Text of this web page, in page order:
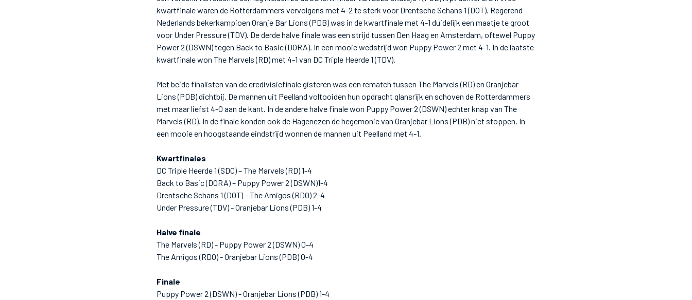
kwartfinale waren de Rotterdammers vervolgens met 4-2 te sterk voor Drentsche Schans 1 (DOT). Regerend
Nederlands bekerkampioen Oranje Bar Lions (PDB) was in de kwartfinale met 4-1 duidelijk een maatje te groot
voor Under Pressure (TDV). De derde halve finale was een strijd tussen Den Haag en Amsterdam, oftewel Puppy
Power 2 (DSWN) tegen Back to Basic (DORA). In een mooie wedstrijd won Puppy Power 2 met 4-1. In de laatste
kwartfinale won The Marvels (RD) met 4-1 van DC Triple Heerde 1 (TDV).
Met beide finalisten van de eredivisiefinale gisteren was een rematch tussen The Marvels (RD) en Oranjebar
Lions (PDB) dichtbij. De mannen uit Peelland voltooiden hun opdracht glansrijk en schoven de Rotterdammers
met maar liefst 4-0 aan de kant. In de andere halve finale won Puppy Power 2 (DSWN) echter knap van The
Marvels (RD). In de finale konden ook de Hagenezen de hegemonie van Oranjebar Lions (PDB) niet stoppen. In
een mooie en hoogstaande eindstrijd wonnen de mannen uit Peelland met 4-1.
Kwartfinales
DC Triple Heerde 1 (SDC) – The Marvels (RD) 1-4
Back to Basic (DORA) – Puppy Power 2 (DSWN)1-4
Drentsche Schans 1 (DOT) – The Amigos (RDO) 2-4
Under Pressure (TDV) - Oranjebar Lions (PDB) 1-4
Halve finale
The Marvels (RD) - Puppy Power 2 (DSWN) 0-4
The Amigos (RDO) - Oranjebar Lions (PDB) 0-4
Finale
Puppy Power 2 (DSWN) - Oranjebar Lions (PDB) 1-4